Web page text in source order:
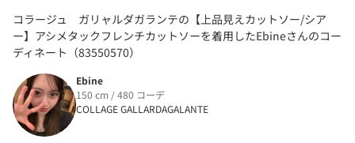
コラージュ ガリャルダガランテの【上品見えカットソー/シア
ー】アシメタックフレンチカットソーを着用したEbineさんのコー
ディネート（83550570）
Ebine
150 cm / 480 コーデ
COLLAGE GALLARDAGALANTE